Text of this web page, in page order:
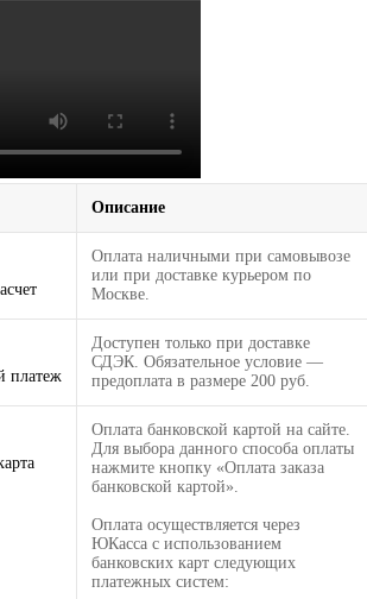
Описание
Оплата наличными при самовывозе
или при доставке курьером по
Москве.
платеж
Доступен только при доставке
СДЭК. Обязательное условие —
предоплата в размере 200 руб.
Оплата банковской картой на сайте.
Для выбора данного способа оплаты
нажмите кнопку «Оплата заказа
банковской картой».
Оплата осуществляется через
ЮКасса с использованием
банковских карт следующих
платежных систем: